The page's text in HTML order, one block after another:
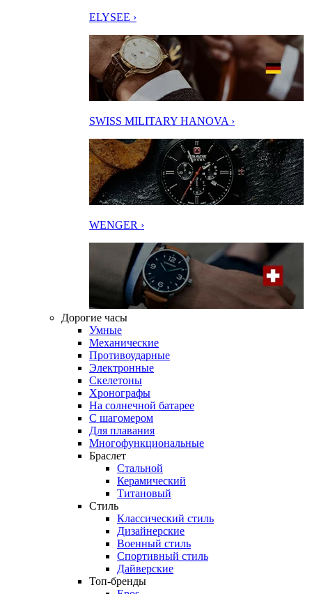
ELYSEE ›
SWISS MILITARY HANOVA ›
WENGER ›
Дорогие часы
Умные
Механические
Противоударные
Электронные
Скелетоны
Хронографы
На солнечной батарее
С шагомером
Для плавания
Многофункциональные
Браслет
Стальной
Керамический
Титановый
Стиль
Классический стиль
Дизайнерские
Военный стиль
Спортивный стиль
Дайверские
Топ-бренды